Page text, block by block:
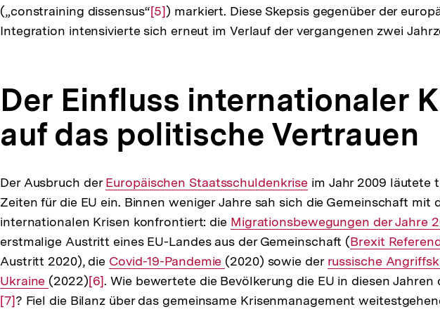
Auflösung
der
(„constraining dissensus“Zur
Auflösung
[5]) markiert. Diese Skepsis gegenüber der
Integration intensivierte sich erneut im Verlauf der vergangenen zwei
Der Einfluss internationaler
auf das politische Vertrauen
Der Ausbruch derInterner
Link:
Europäischen Staatsschuldenkrise im Jahr 2009 läutete
Zeiten für die EU ein. Binnen weniger Jahre sah sich die Gemeinschaft mit
internationalen Krisen konfrontiert: die Interner
Link:
Migrationsbewegungen der Jahre
erstmalige Austritt eines EU-Landes aus der Gemeinschaft (Interner
Link:
Brexit
Austritt 2020), die Interner
Link:
Covid-19-Pandemie (2020) sowie der Interner
Link:
russische
Ukraine (2022)Zur
Auflösung
[6]. Wie bewertete die Bevölkerung die EU in diesen Jahren
[7]? Fiel die Bilanz über das gemeinsame Krisenmanagement